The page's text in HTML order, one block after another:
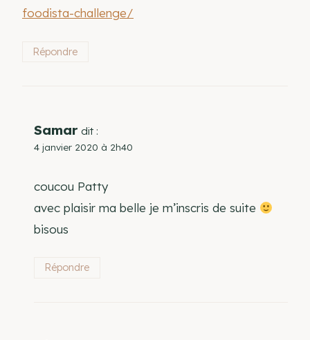
foodista-challenge/
Répondre
Samar dit :
4 janvier 2020 à 2h40
coucou Patty
avec plaisir ma belle je m’inscris de suite
bisous
Répondre